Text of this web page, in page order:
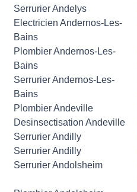
Serrurier Andelys
Electricien Andernos-Les-
Bains
Plombier Andernos-Les-
Bains
Serrurier Andernos-Les-
Bains
Plombier Andeville
Desinsectisation Andeville
Serrurier Andilly
Serrurier Andilly
Serrurier Andolsheim